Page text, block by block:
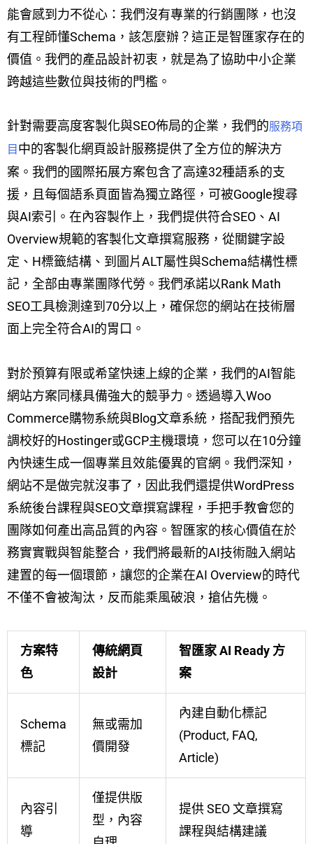
能會感到力不從心：我們沒有專業的行銷團隊，也沒
有工程師懂Schema，該怎麼辦？這正是智匯家存在的
價值。我們的產品設計初衷，就是為了協助中小企業
跨越這些數位與技術的門檻。
針對需要高度客製化與SEO佈局的企業，我們的服務項
目 中的客製化網頁設計服務提供了全方位的解決方
案。我們的國際拓展方案包含了高達32種語系的支
援，且每個語系頁面皆為獨立路徑，可被Google搜尋
與AI索引。在內容製作上，我們提供符合SEO、AI
Overview規範的客製化文章撰寫服務，從關鍵字設
定、H標籤結構、到圖片ALT屬性與Schema結構性標
記，全部由專業團隊代勞。我們承諾以Rank Math
SEO工具檢測達到70分以上，確保您的網站在技術層
面上完全符合AI的胃口。
對於預算有限或希望快速上線的企業，我們的AI智能
網站方案同樣具備強大的競爭力。透過導入Woo
Commerce購物系統與Blog文章系統，搭配我們預先
調校好的Hostinger或GCP主機環境，您可以在10分鐘
內快速生成一個專業且效能優異的官網。我們深知，
網站不是做完就沒事了，因此我們還提供WordPress
系統後台課程與SEO文章撰寫課程，手把手教會您的
團隊如何產出高品質的內容。智匯家的核心價值在於
務實實戰與智能整合，我們將最新的AI技術融入網站
建置的每一個環節，讓您的企業在AI Overview的時代
不僅不會被淘汰，反而能乘風破浪，搶佔先機。
方案特
色
傳統網頁
設計
智匯家 AI Ready 方
案
Schema
標記
無或需加
價開發
內建自動化標記
(Product, FAQ,
Article)
內容引
導
僅提供版
型，內容
提供 SEO 文章撰寫
課程與結構建議